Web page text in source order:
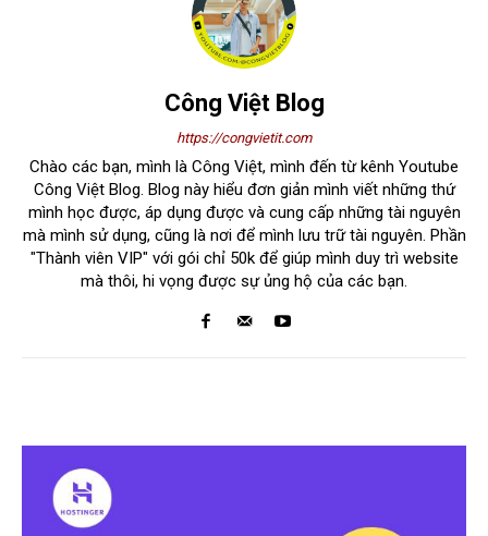
Công Việt Blog
https://congvietit.com
Chào các bạn, mình là Công Việt, mình đến từ kênh Youtube
Công Việt Blog. Blog này hiểu đơn giản mình viết những thứ
mình học được, áp dụng được và cung cấp những tài nguyên
mà mình sử dụng, cũng là nơi để mình lưu trữ tài nguyên. Phần
"Thành viên VIP" với gói chỉ 50k để giúp mình duy trì website
mà thôi, hi vọng được sự ủng hộ của các bạn.